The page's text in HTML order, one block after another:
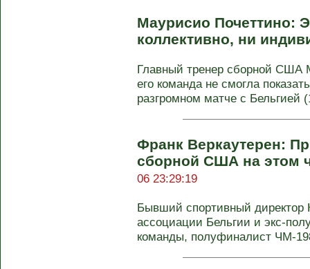
Маурисио Почеттино:
коллективно, ни
Главный тренер сборной США
его команда не смогла
разгромном матче с Бельгией
Франк Веркаутерен:
сборной США на этом
06 23:29:19
Бывший спортивный директор
ассоциации Бельгии и экс-
команды, полуфиналист ЧМ-